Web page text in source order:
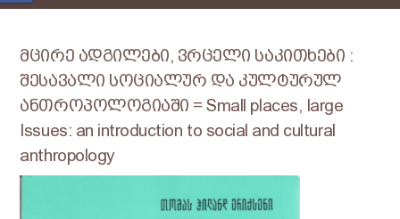
მცირე ადგილები, ვრცელი საკითხები :
შესავალი სოციალურ და კულტურულ
ანთროპოლოგიაში = Small places, Iarge
Issues: an introduction to social and cultural
anthropology